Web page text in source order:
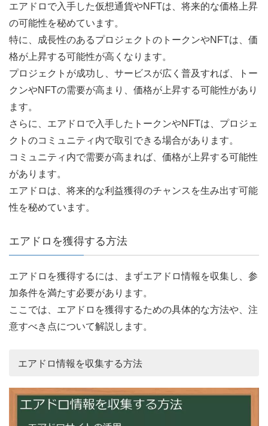
エアドロで入手した仮想通貨やNFTは、将来的な価格上昇
の可能性を秘めています。
特に、成長性のあるプロジェクトのトークンやNFTは、価
格が上昇する可能性が高くなります。
プロジェクトが成功し、サービスが広く普及すれば、トー
クンやNFTの需要が高まり、価格が上昇する可能性があり
ます。
さらに、エアドロで入手したトークンやNFTは、プロジェ
クトのコミュニティ内で取引できる場合があります。
コミュニティ内で需要が高まれば、価格が上昇する可能性
があります。
エアドロは、将来的な利益獲得のチャンスを生み出す可能
性を秘めています。
エアドロを獲得する方法
エアドロを獲得するには、まずエアドロ情報を収集し、参
加条件を満たす必要があります。
ここでは、エアドロを獲得するための具体的な方法や、注
意すべき点について解説します。
エアドロ情報を収集する方法